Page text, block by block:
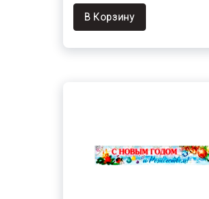
В Корзину